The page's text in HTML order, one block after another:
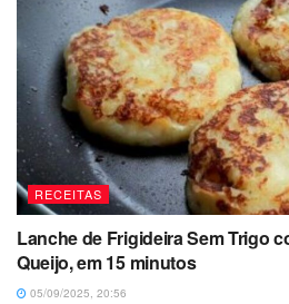
RECEITAS
Lanche de Frigideira Sem Trigo
Queijo, em 15 minutos
05/09/2025, 20:56